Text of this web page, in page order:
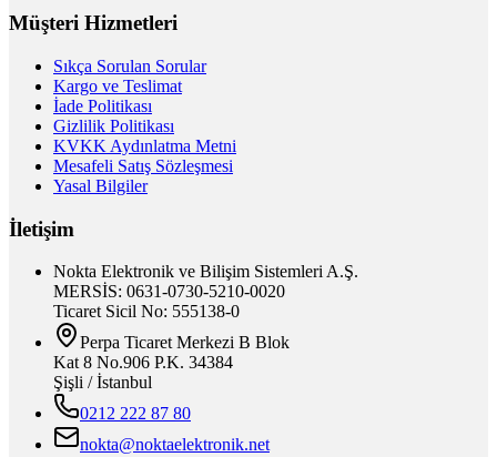
Müşteri Hizmetleri
Sıkça Sorulan Sorular
Kargo ve Teslimat
İade Politikası
Gizlilik Politikası
KVKK Aydınlatma Metni
Mesafeli Satış Sözleşmesi
Yasal Bilgiler
İletişim
Nokta Elektronik ve Bilişim Sistemleri A.Ş.
MERSİS: 0631-0730-5210-0020
Ticaret Sicil No: 555138-0
Perpa Ticaret Merkezi B Blok
Kat 8 No.906 P.K. 34384
Şişli / İstanbul
0212 222 87 80
nokta@noktaelektronik.net